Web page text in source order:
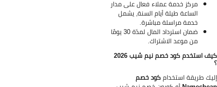
مركز خدمة عملاء فعال على مدار
الساعة طيلة أيام السنة، يشمل
خدمة مراسلة مباشرة.
ضمان استرداد المال لمدّة 30 يومًا
من موعد الاشتراك.
كيف استخدم كود خصم نيم شيب 2026
طريقة استخدامكود خصم